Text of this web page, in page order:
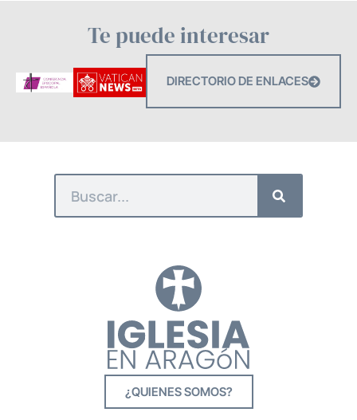
Te puede interesar
DIRECTORIO DE ENLACES
¿QUIENES SOMOS?